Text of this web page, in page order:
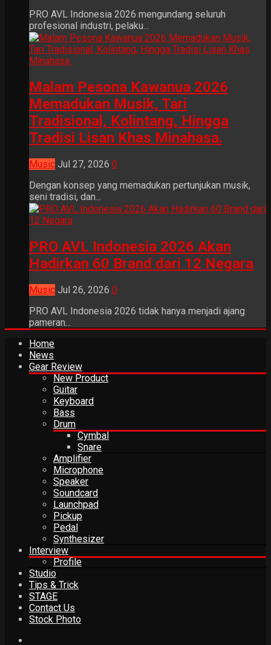
PRO AVL Indonesia 2026 mengundang seluruh
profesional industri, pelaku...
Malam Pesona Kawanua 2026
Memadukan Musik, Tari
Tradisional, Kolintang, Hingga
Tradisi Lisan Khas Minahasa.
Music Jul 27, 2026 0
Dengan konsep yang memadukan pertunjukan musik,
seni tradisi, dan...
PRO AVL Indonesia 2026 Akan
Hadirkan 60 Brand dari 12 Negara
Music Jul 26, 2026 0
PRO AVL Indonesia 2026 tidak hanya menjadi ajang
pameran...
Home
News
Gear Review
New Product
Guitar
Keyboard
Bass
Drum
Cymbal
Snare
Amplifier
Microphone
Speaker
Soundcard
Launchpad
Pickup
Pedal
Synthesizer
Interview
Profile
Studio
Tips & Trick
STAGE
Contact Us
Stock Photo